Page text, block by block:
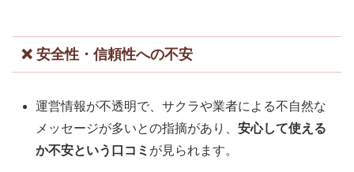
❌ 安全性・信頼性への不安
運営情報が不透明で、サクラや業者による不自然な
メッセージが多いとの指摘があり、安心して使える
か不安という口コミ が見られます。